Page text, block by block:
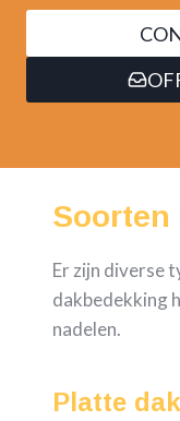
Soorten
Er zijn diverse
dakbedekking
nadelen.
Platte